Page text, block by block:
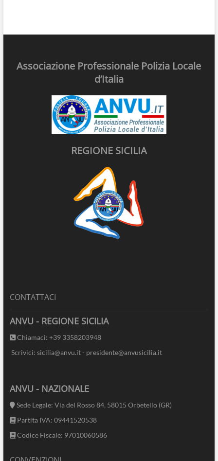
Associazione Professionale Polizia Locale
d’Italia
REGIONE SICILIA
CONTATTACI
ANVU - REGIONE SICILIA
Chiamaci: +39 3358203948
Scrivici: sicilia@anvu.it - presidente@anvusicilia.it
ANVU - NAZIONALE
Sede Legale: Via del Rosso 84, 58015 Orbetello (GR)
Partita IVA: 09441520538
Codice Fiscale: 97010060586